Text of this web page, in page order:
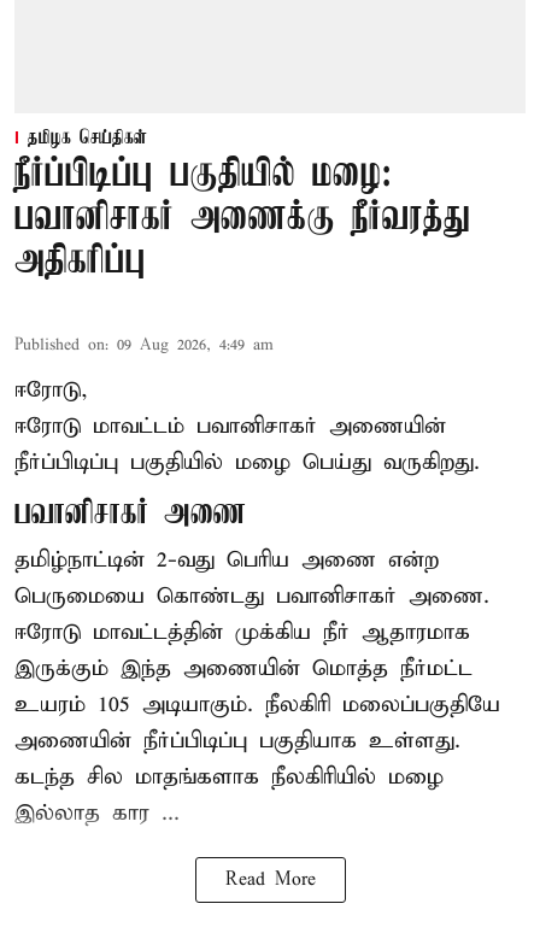
தமிழக செய்திகள்
நீர்ப்பிடிப்பு பகுதியில் மழை:
பவானிசாகர் அணைக்கு நீர்வரத்து
அதிகரிப்பு
Published on: 09 Aug 2026, 4:49 am
ஈரோடு,
ஈரோடு மாவட்டம் பவானிசாகர் அணையின்
நீர்ப்பிடிப்பு பகுதியில் மழை பெய்து வருகிறது.
பவானிசாகர் அணை
தமிழ்நாட்டின் 2-வது பெரிய அணை என்ற
பெருமையை கொண்டது பவானிசாகர் அணை.
ஈரோடு மாவட்டத்தின் முக்கிய நீர் ஆதாரமாக
இருக்கும் இந்த அணையின் மொத்த நீர்மட்ட
உயரம் 105 அடியாகும். நீலகிரி மலைப்பகுதியே
அணையின் நீர்ப்பிடிப்பு பகுதியாக உள்ளது.
கடந்த சில மாதங்களாக நீலகிரியில் மழை
இல்லாத கார ...
Read More